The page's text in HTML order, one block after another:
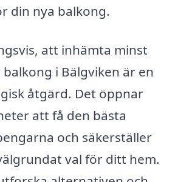
din nya balkong.
att inhämta minst
i Bälgviken är en
åtgärd. Det öppnar
att få den bästa
och säkerställer
val för ditt hem.